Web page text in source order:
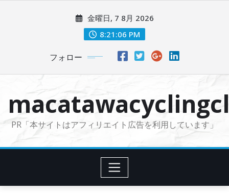
に
金曜日, 7 8月 2026
8:21:07 PM
フォロー
PR「本サイトはアフィリエイト広告を利用しています」